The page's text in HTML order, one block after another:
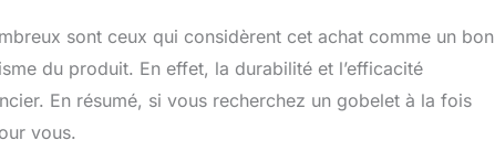
sont ceux qui considèrent cet achat comme un bon
du produit. En effet, la durabilité et l’efficacité
En résumé, si vous recherchez un gobelet à la fois
vous.